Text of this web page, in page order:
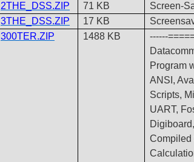
2THE_DSS.ZIP
71 KB Screen-
3THE_DSS.ZIP
17 KB
300TER.ZIP
1488 KB
------
Program
ANSI,
Scripts,
UART,
Compiled